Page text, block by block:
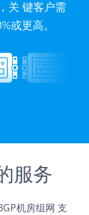
关 键客户需
或更高。
服务
机房组网 支